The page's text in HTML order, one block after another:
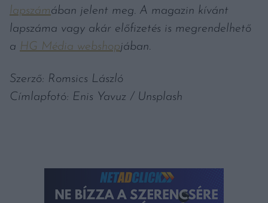
lapszámában jelent meg. A magazin kívánt
lapszáma vagy akár előfizetés is megrendelhető
a HG Média webshopjában.
Szerző: Romsics László
Címlapfotó: Enis Yavuz / Unsplash